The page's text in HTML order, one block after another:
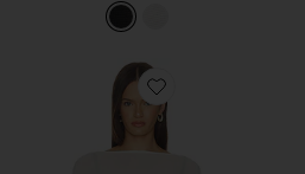
Favorite AMAYA トップ